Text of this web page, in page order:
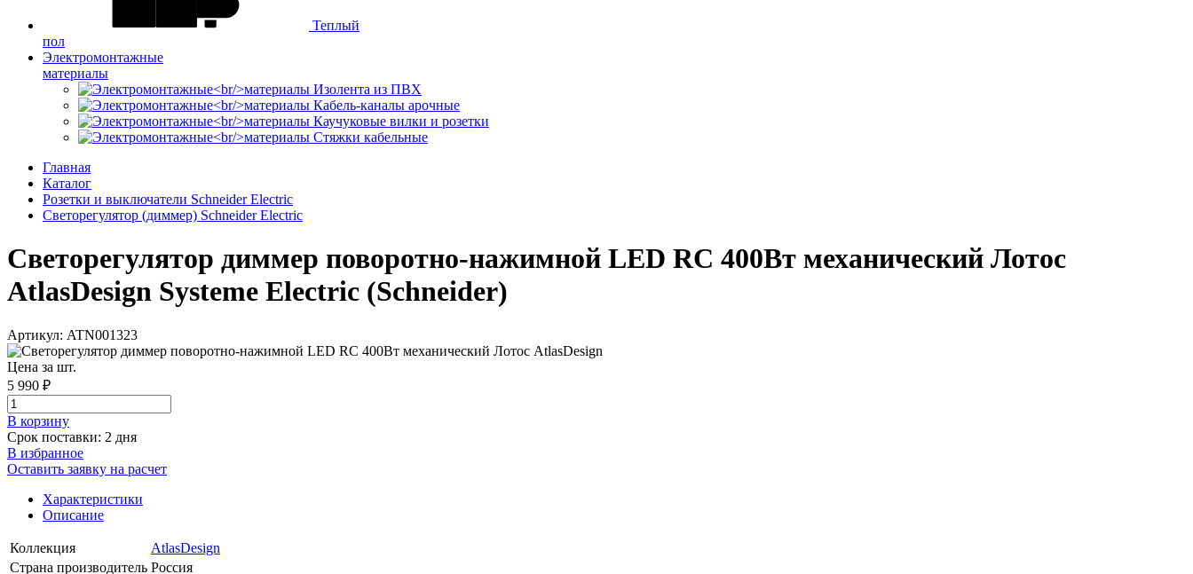
Теплый
пол
Электромонтажные
материалы
Изолента из ПВХ
Кабель-каналы арочные
Каучуковые вилки и розетки
Стяжки кабельные
Главная
Каталог
Розетки и выключатели Schneider Electric
Светорегулятор (диммер) Schneider Electric
Светорегулятор диммер поворотно-нажимной LED RC 400Вт механический Лотос
AtlasDesign Systeme Electric (Schneider)
Артикул: ATN001323
Цена за шт.
5 990 ₽
В корзинy
Срок поставки: 2 дня
В избранное
Оставить заявку на расчет
Характеристики
Описание
Коллекция
AtlasDesign
Страна производитель Россия